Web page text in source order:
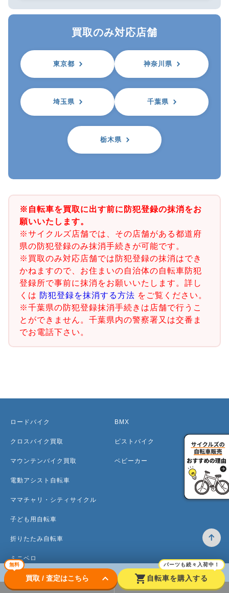
買取のみ対応店舗
東京都 神奈川県
埼玉県 千葉県
栃木県
※自転車を買取に出す前に防犯登録の抹消をお
願いいたします。
※サイクルズ店舗では、その店舗がある都道府
県の防犯登録のみ抹消手続きが可能です。
※買取のみ対応店舗では防犯登録の抹消はでき
かねますので、お住まいの自治体の自転車防犯
登録所で事前に抹消をお願いいたします。詳し
くは 防犯登録を抹消する方法 をご覧ください。
※千葉県の防犯登録抹消手続きは店舗で行うこ
とができません。千葉県内の警察署又は交番ま
でお電話下さい。
無料
買取 / 査定はこちら keyboard_arrow_down shopping_cart
パーツも続々入荷中！
自転車を購入する
ロードバイク
クロスバイク買取
マウンテンバイク買取
電動アシスト自転車
ママチャリ・シティサイクル
子ども用自転車
折りたたみ自転車
ミニベロ
BMX
ピストバイク
ベビーカー